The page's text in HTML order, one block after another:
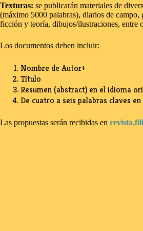
Texturas: se publicarán materiales de
(máximo 5000 palabras), diarios de campo,
ficción y teoría, dibujos/ilustraciones, entre
Los documentos deben incluir:
Nombre de Autor+
Título
Resumen (abstract) en el idioma
De cuatro a seis palabras claves
Las propuestas serán recibidas en